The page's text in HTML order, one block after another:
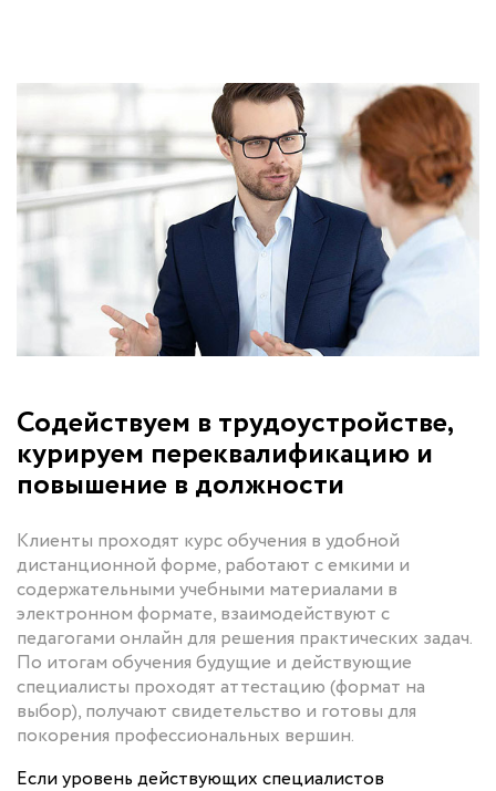
Содействуем в трудоустройстве,
курируем переквалификацию и
повышение в должности
Клиенты проходят курс обучения в удобной
дистанционной форме, работают с емкими и
содержательными учебными материалами в
электронном формате, взаимодействуют с
педагогами онлайн для решения практических задач.
По итогам обучения будущие и действующие
специалисты проходят аттестацию (формат на
выбор), получают свидетельство и готовы для
покорения профессиональных вершин.
Если уровень действующих специалистов